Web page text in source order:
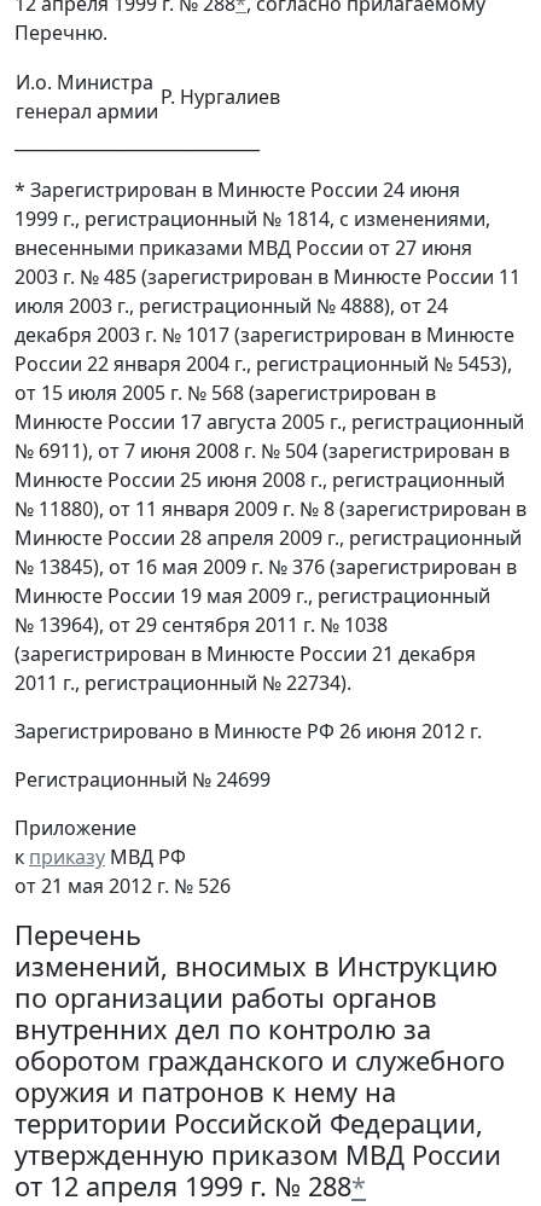
Перечню.
И.о. Министра
генерал армии
Р. Нургалиев
* Зарегистрирован в Минюсте России 24 июня
1999 г., регистрационный № 1814, с изменениями,
внесенными приказами МВД России от 27 июня
2003 г. № 485 (зарегистрирован в Минюсте России 11
июля 2003 г., регистрационный № 4888), от 24
декабря 2003 г. № 1017 (зарегистрирован в Минюсте
России 22 января 2004 г., регистрационный № 5453),
от 15 июля 2005 г. № 568 (зарегистрирован в
Минюсте России 17 августа 2005 г., регистрационный
№ 6911), от 7 июня 2008 г. № 504 (зарегистрирован в
Минюсте России 25 июня 2008 г., регистрационный
№ 11880), от 11 января 2009 г. № 8 (зарегистрирован в
Минюсте России 28 апреля 2009 г., регистрационный
№ 13845), от 16 мая 2009 г. № 376 (зарегистрирован в
Минюсте России 19 мая 2009 г., регистрационный
№ 13964), от 29 сентября 2011 г. № 1038
(зарегистрирован в Минюсте России 21 декабря
2011 г., регистрационный № 22734).
Зарегистрировано в Минюсте РФ 26 июня 2012 г.
Регистрационный № 24699
Приложение
к приказу МВД РФ
от 21 мая 2012 г. № 526
Перечень
изменений, вносимых в Инструкцию
по организации работы органов
внутренних дел по контролю за
оборотом гражданского и служебного
оружия и патронов к нему на
территории Российской Федерации,
утвержденную приказом МВД России
от 12 апреля 1999 г. № 288*